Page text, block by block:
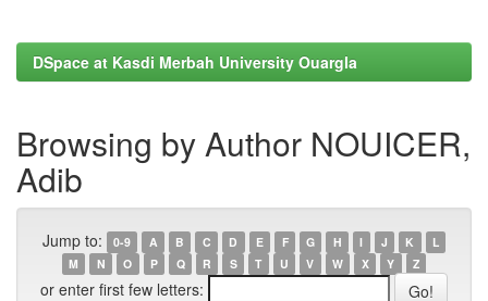
DSpace at Kasdi Merbah University Ouargla
Browsing by Author NOUICER,
Adib
Jump to: 0-9 A B C D E F G H I J K
L
M
N O P Q R S T U V W X Y Z
or enter first few letters: